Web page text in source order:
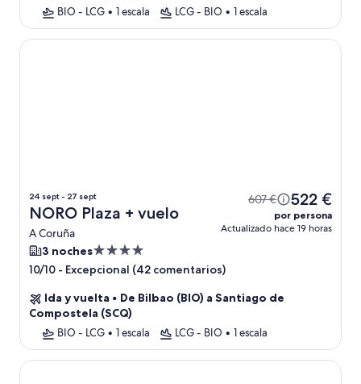
BIO - LCG • 1 escala LCG - BIO • 1 escala
24 sept - 27 sept
NORO Plaza + vuelo
A Coruña
607 € 522 €
por persona
Actualizado hace 19 horas
3 nochesAlojamiento
de
10/10 - Excepcional (42 comentarios)
Ida y vuelta • De Bilbao (BIO) a Santiago de
Compostela (SCQ)
BIO - LCG • 1 escala LCG - BIO • 1 escala
NORO Plaza
Melia Maria Pita